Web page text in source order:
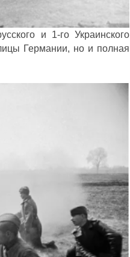
и 1-го Украинского
Германии, но и полная